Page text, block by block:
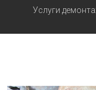
Услуги